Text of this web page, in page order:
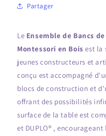
dessin
compatible
LEGO®
et
DUPLO®
LEGO®
et
Partager
Le Ensemble de Bancs
Montessori en Bois est la
jeunes constructeurs et
conçu est accompagné
blocs de construction et
offrant des possibilités
surface de la table est
et DUPLO® ,